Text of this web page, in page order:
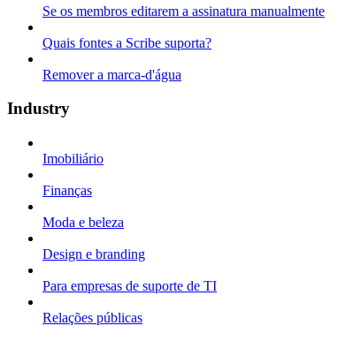
Se os membros editarem a assinatura manualmente
Quais fontes a Scribe suporta?
Remover a marca-d'água
Industry
Imobiliário
Finanças
Moda e beleza
Design e branding
Para empresas de suporte de TI
Relações públicas